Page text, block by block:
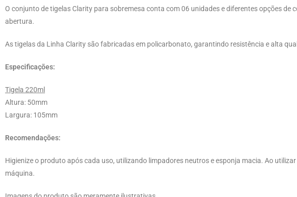
O conjunto de tigelas Clarity para sobremesa conta com 06 unidades e diferentes opções
abertura.
As tigelas da Linha Clarity são fabricadas em policarbonato, garantindo resistência e alta
Especificações:
Tigela 220ml
Altura: 50mm
Largura: 105mm
Recomendações:
Higienize o produto após cada uso, utilizando limpadores neutros e esponja macia. Ao
máquina.